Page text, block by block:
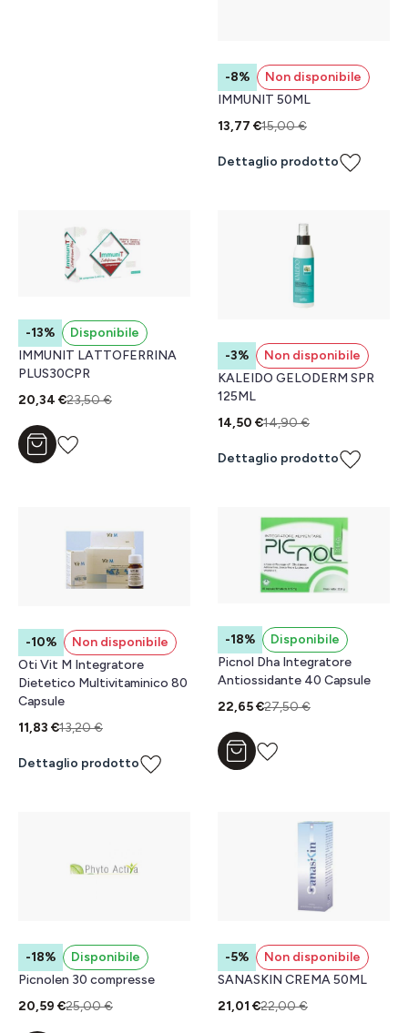
-8%
Non disponibile
IMMUNIT 50ML
13,77 €15,00 €
Dettaglio prodotto
-13%
Disponibile
IMMUNIT LATTOFERRINA
PLUS30CPR
20,34 €23,50 €
Aggiungi al carrello
-3%
Non disponibile
KALEIDO GELODERM SPR
125ML
14,50 €14,90 €
Dettaglio prodotto
-10%
Non disponibile
Oti Vit M Integratore
Dietetico Multivitaminico 80
Capsule
11,83 €13,20 €
Dettaglio prodotto
-18%
Disponibile
Picnol Dha Integratore
Antiossidante 40 Capsule
22,65 €27,50 €
Aggiungi al carrello
-18%
Disponibile
Picnolen 30 compresse
20,59 €25,00 €
-5%
Non disponibile
SANASKIN CREMA 50ML
21,01 €22,00 €